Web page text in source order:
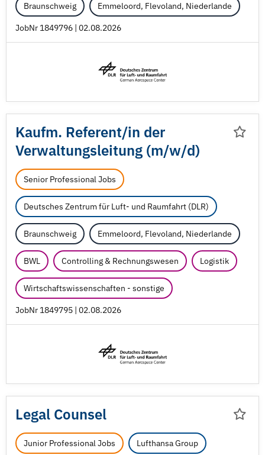
Braunschweig Emmeloord, Flevoland, Niederlande
JobNr 1849796 | 02.08.2026
Kaufm. Referent/in der
Verwaltungsleitung (m/w/d)
Senior Professional Jobs
Deutsches Zentrum für Luft- und Raumfahrt (DLR)
Braunschweig Emmeloord, Flevoland, Niederlande
BWL Controlling & Rechnungswesen Logistik
Wirtschaftswissenschaften - sonstige
JobNr 1849795 | 02.08.2026
Legal Counsel
Junior Professional Jobs Lufthansa Group